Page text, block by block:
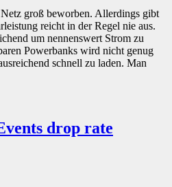
groß beworben. Allerdings gibt
reicht in der Regel nie aus.
um nennenswert Strom zu
Powerbanks wird nicht genug
schnell zu laden. Man
drop rate